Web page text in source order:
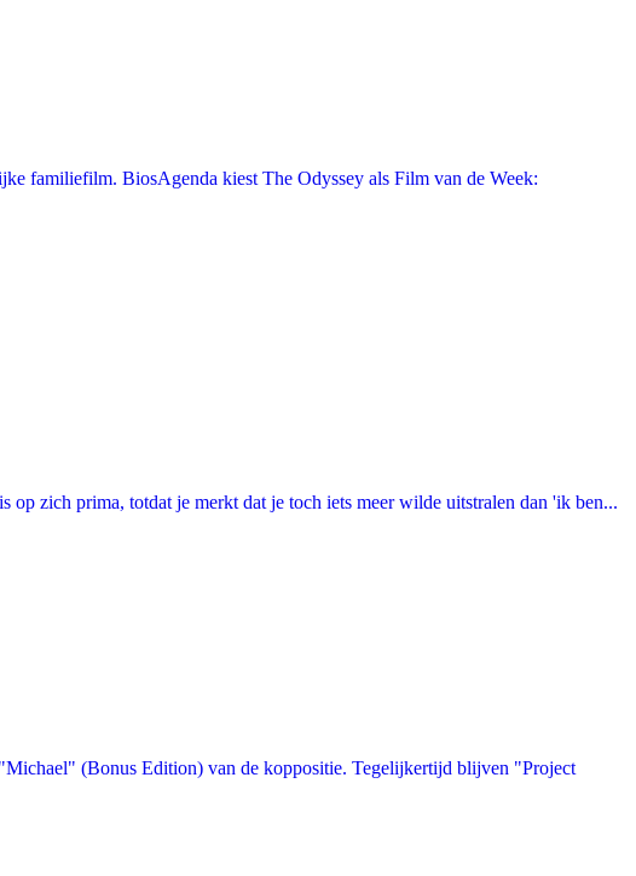
familiefilm. BiosAgenda kiest The Odyssey als Film van de Week:
op zich prima, totdat je merkt dat je toch iets meer wilde uitstralen dan 'ik ben...
(Bonus Edition) van de koppositie. Tegelijkertijd blijven "Project